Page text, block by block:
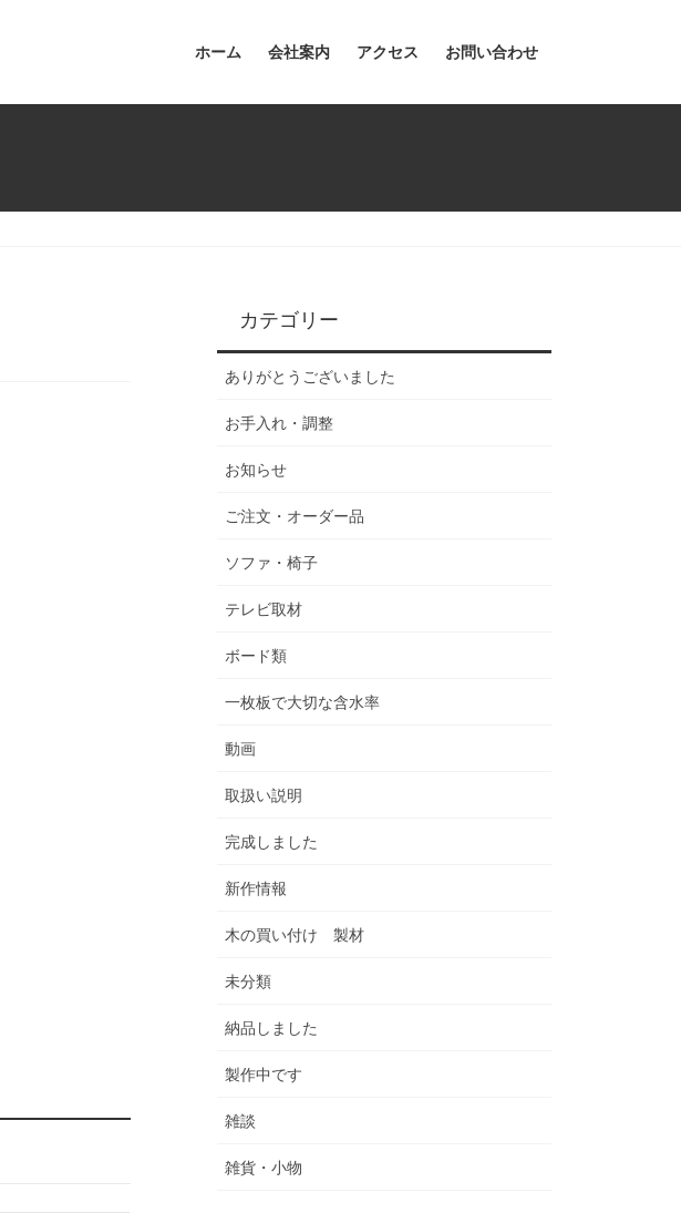
ホーム 会社案内 アクセス お問い合わせ
カテゴリー
ありがとうございました
お手入れ・調整
お知らせ
ご注文・オーダー品
ソファ・椅子
テレビ取材
ボード類
一枚板で大切な含水率
動画
取扱い説明
完成しました
新作情報
木の買い付け 製材
未分類
納品しました
製作中です
雑談
雑貨・小物